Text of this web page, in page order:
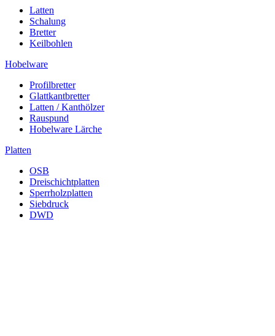
Latten
Schalung
Bretter
Keilbohlen
Hobelware
Profilbretter
Glattkantbretter
Latten / Kanthölzer
Rauspund
Hobelware Lärche
Platten
OSB
Dreischichtplatten
Sperrholzplatten
Siebdruck
DWD